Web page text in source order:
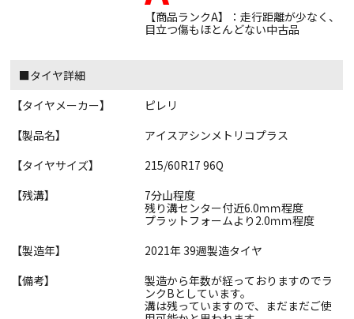
【商品ランクA】：走行距離が少なく、
目立つ傷もほとんどない中古品
■タイヤ詳細
【タイヤメーカー】
ピレリ
【製品名】
アイスアシンメトリコプラス
【タイヤサイズ】
215/60R17 96Q
【残溝】
7分山程度
残り溝センター付近6.0ｍｍ程度
プラットフォームより2.0ｍｍ程度
【製造年】
2021年 39週製造タイヤ
【備考】
製造から年数が経っておりますのでラ
ンクBとしています。
溝は残っていますので、まだまだご使